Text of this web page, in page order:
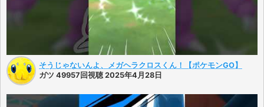
そうじゃないんよ、メガヘラクロスくん！【ポケモンGO】
ガツ 49957回視聴 2025年4月28日